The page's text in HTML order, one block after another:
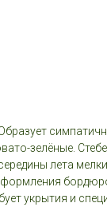
зелёные.
лета
укрытия и